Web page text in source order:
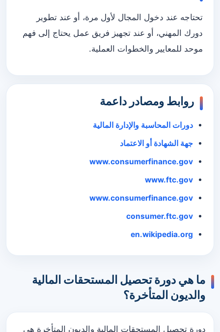
تحتاجه عند دخول المجال لأول مرة، أو عند تطوير
دورك المهني، أو عند تجهيز فريق عمل يحتاج إلى فهم
موحد للمعايير والخطوات العملية.
روابط ومصادر داعمة
دورات المحاسبة والإدارة المالية
جهة الشهادة أو الاعتماد
www.consumerfinance.gov
www.ftc.gov
www.consumerfinance.gov
consumer.ftc.gov
en.wikipedia.org
ما هي دورة تحصيل المستحقات المالية
والديون المتأخرة؟
دورة تحصيل المستحقات المالية والديون المتأخرة هي